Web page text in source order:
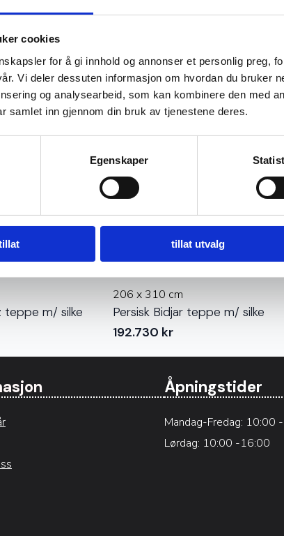
cookies
for å gi innhold og annonser et personlig preg,
Vi deler dessuten informasjon om hvordan du bruker
og analysearbeid, som kan kombinere den med
samlet inn gjennom din bruk av tjenestene deres.
Egenskaper
tillat utvalg
teppe m/ silke
Persisk Moud teppe m/ silke
24.320kr
Ekte
teppe m/ silke
206 x 310 cm
Persisk Bidjar teppe m/ silke
192.730 kr
Åpningstider
Mandag-Fredag: 10:00
Lørdag: 10:00 -16:00